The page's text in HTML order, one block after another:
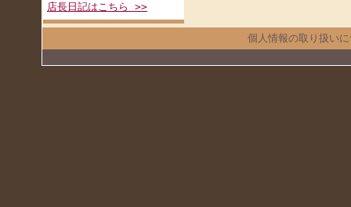
店長日記はこちら >>
個人情報の取り扱い